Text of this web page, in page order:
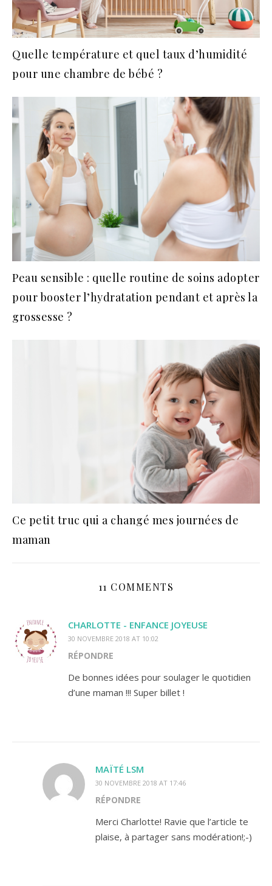
Quelle température et quel taux d’humidité
pour une chambre de bébé ?
Peau sensible : quelle routine de soins adopter
pour booster l’hydratation pendant et après la
grossesse ?
Ce petit truc qui a changé mes journées de
maman
11 COMMENTS
CHARLOTTE - ENFANCE JOYEUSE
30 NOVEMBRE 2018 AT 10:02
RÉPONDRE
De bonnes idées pour soulager le quotidien
d’une maman !!! Super billet !
MAÏTÉ LSM
30 NOVEMBRE 2018 AT 17:46
RÉPONDRE
Merci Charlotte! Ravie que l’article te
plaise, à partager sans modération!;-)